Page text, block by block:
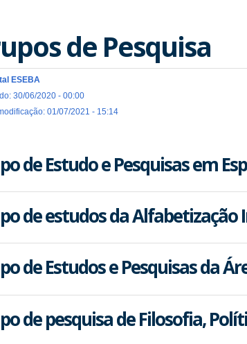
de Pesquisa
ESEBA
30/06/2020 - 00:00
01/07/2021 - 15:14
de Estudo e Pesquisas em
de estudos da Alfabetização
de Estudos e Pesquisas da
de pesquisa de Filosofia,